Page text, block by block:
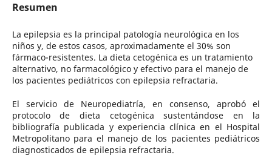
Resumen
La epilepsia es la principal patología neurológica en los
niños y, de estos casos, aproximadamente el 30% son
fármaco-resistentes. La dieta cetogénica es un tratamiento
alternativo, no farmacológico y efectivo para el manejo de
los pacientes pediátricos con epilepsia refractaria.
El servicio de Neuropediatría, en consenso, aprobó el
protocolo de dieta cetogénica sustentándose en la
bibliografía publicada y experiencia clínica en el Hospital
Metropolitano para el manejo de los pacientes pediátricos
diagnosticados de epilepsia refractaria.